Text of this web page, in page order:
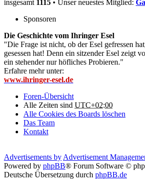
insgesamt 1115 • Unser neuestes Mitglied:
Sponsoren
Die Geschichte vom Ihringer Esel
"Die Frage ist nicht, ob der Esel gefressen
gesessen hat! Denn ein sitzender Esel zeigt
ein stehender nur höfliches Probieren."
Erfahre mehr unter:
www.ihringer-esel.de
Foren-Übersicht
Alle Zeiten sind UTC+02:00
Alle Cookies des Boards löschen
Das Team
Kontakt
Advertisements by Advertisement
Powered by phpBB® Forum Software ©
Deutsche Übersetzung durch phpBB.de